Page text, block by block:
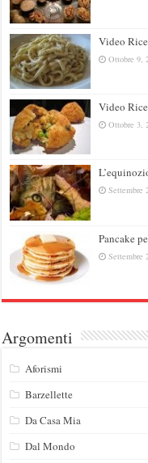
Video
Ottobre 9,
Video
Ottobre 3,
Settembre
Pancake
Settembre
Argomenti
Aforismi
Barzellette
Da Casa Mia
Dal Mondo